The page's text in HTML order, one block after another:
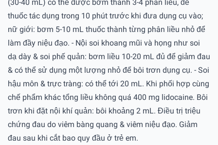
(30-40 mL) có thể được bơm thành 3-4 phân liều, để
thuốc tác dụng trong 10 phút trước khi đưa dụng cụ vào;
nữ giới: bơm 5-10 mL thuốc thành từng phân liều nhỏ để
làm đầy niệu đạo. - Nội soi khoang mũi và họng như soi
dạ dày & soi phế quản: bơm liều 10-20 mL đủ để giảm đau
& có thể sử dụng một lượng nhỏ để bôi trơn dụng cụ. - Soi
hậu môn & trực tràng: có thể tới 20 mL. Khi phối hợp cùng
chế phẩm khác tổng liều không quá 400 mg lidocaine. Bôi
trơn khi đặt nội khí quản: bôi khoảng 2 mL. Điều trị triệu
chứng đau do viêm bàng quang & viêm niệu đạo. Giảm
đau sau khi cắt bao quy đầu ở trẻ em.